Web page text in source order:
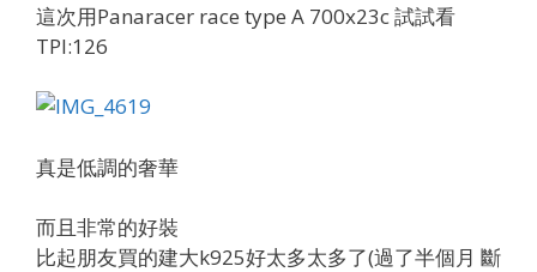
這次用Panaracer race type A 700x23c 試試看
TPI:126
真是低調的奢華
而且非常的好裝
比起朋友買的建大k925好太多太多了(過了半個月 斷